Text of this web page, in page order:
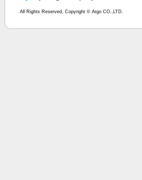
All Rights Reserved, Copyright © Argo CO.,LTD.